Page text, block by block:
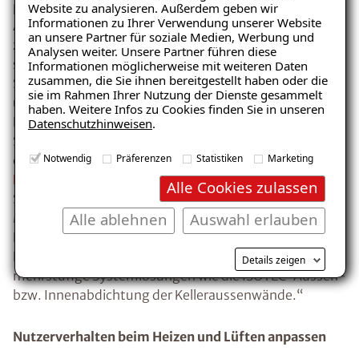
Website zu analysieren. Außerdem geben wir
Informationen zu Ihrer Verwendung unserer Website
an unsere Partner für soziale Medien, Werbung und
Analysen weiter. Unsere Partner führen diese
Informationen möglicherweise mit weiteren Daten
zusammen, die Sie ihnen bereitgestellt haben oder die
sie im Rahmen Ihrer Nutzung der Dienste gesammelt
haben. Weitere Infos zu Cookies finden Sie in unseren
Datenschutzhinweisen.
Notwendig Präferenzen Statistiken Marketing
Alle Cookies zulassen
Auswahl erlauben
Alle ablehnen
Details zeigen
professionelle Abdichtungsmassnahmen, um die
Aussenwände eines Hauses vor eindringender Feuchte
zu schützen“, betont Dipl.-Ing. Thomas Molitor,
stellvertretender Technischer Leiter von ISOTEC, einem
Spezialunternehmen für die Beseitigung von Feuchte-
und Schimmelschäden an Gebäuden mit 85
Fachbetrieben in Deutschland, Österreich und der
Schweiz. „Je nach Ursache der Feuchteschäden
empfehlen sich Massnahmen wienachträgliche
Horizontalsperren
, etwa mit ISOTEC®-
Spezialparaffin, gegen aus dem Erdreich kapillar im
Mauerwerk aufsteigende Feuchtigkeit. Dringt die
Feuchte hingegen seitlich aus dem angrenzenden
Erdreich in die Gebäudehülle ein, helfen bewährte
mehrstufige Systemlösungen wie die ISOTEC-Aussen-
bzw. Innenabdichtung der Kelleraussenwände.“
Nutzerverhalten beim Heizen und Lüften anpassen